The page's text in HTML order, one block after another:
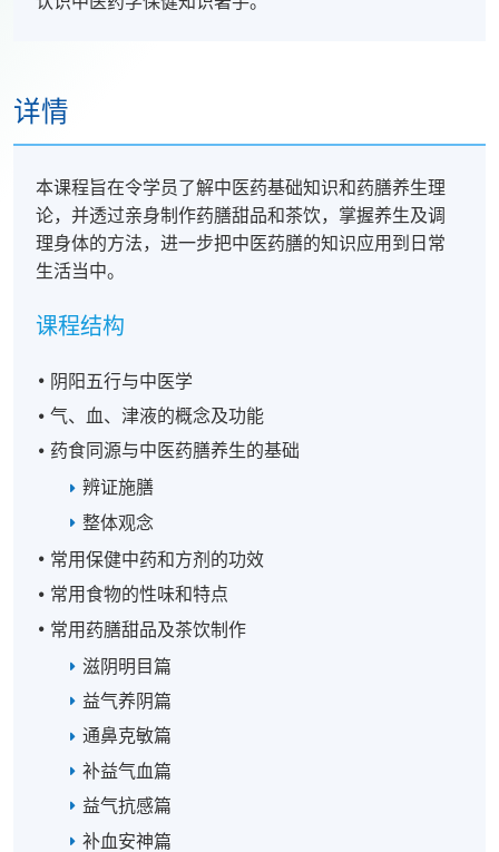
详情
本课程旨在令学员了解中医药基础知识和药膳养生理
论，并透过亲身制作药膳甜品和茶饮，掌握养生及调
理身体的方法，进一步把中医药膳的知识应用到日常
生活当中。
课程结构
阴阳五行与中医学
气、血、津液的概念及功能
药食同源与中医药膳养生的基础
辨证施膳
整体观念
常用保健中药和方剂的功效
常用食物的性味和特点
常用药膳甜品及茶饮制作
滋阴明目篇
益气养阴篇
通鼻克敏篇
补益气血篇
益气抗感篇
补血安神篇